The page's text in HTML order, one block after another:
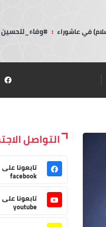
في عاشوراء :
التواصل
تابعونا على
facebook
تابعونا على
youtube